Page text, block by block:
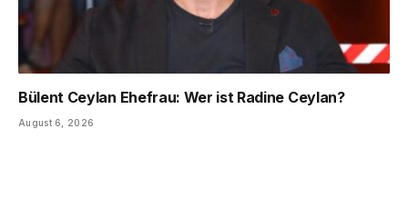
Bülent Ceylan Ehefrau: Wer ist Radine Ceylan?
August 6, 2026